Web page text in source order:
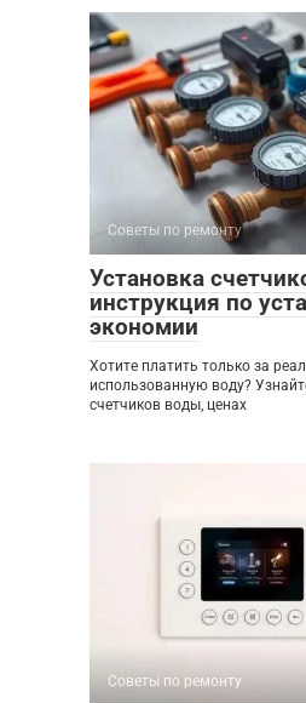
Советы по ремонту
Установка
инструкция по
экономии
Хотите платить только за
использованную воду?
счетчиков воды, ценах
Советы по ремонту